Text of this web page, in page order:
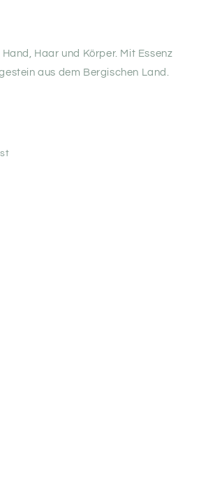
Haar und Körper. Mit Essenz
aus dem Bergischen Land.